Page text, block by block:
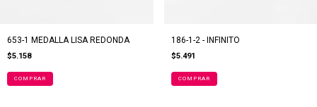
653-1 MEDALLA LISA REDONDA
$5.158
186-1-2 - INFINITO
$5.491
COMPRAR